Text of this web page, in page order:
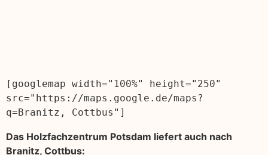
[googlemap width="100%" height="250"
src="https://maps.google.de/maps?
q=Branitz, Cottbus"]
Das Holzfachzentrum Potsdam liefert auch nach
Branitz, Cottbus: